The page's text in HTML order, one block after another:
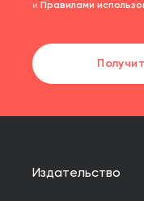
и Правилами
Издательство